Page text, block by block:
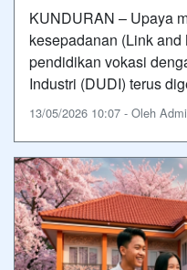
KUNDURAN – Upaya
kesepadanan (Link
pendidikan vokasi
Industri (DUDI) terus
13/05/2026 10:07 - Oleh